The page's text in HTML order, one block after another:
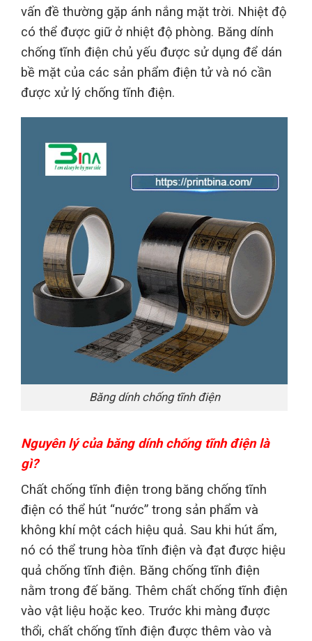
vấn đề thường gặp ánh nắng mặt trời. Nhiệt độ
có thể được giữ ở nhiệt độ phòng. Băng dính
chống tĩnh điện chủ yếu được sử dụng để dán
bề mặt của các sản phẩm điện tử và nó cần
được xử lý chống tĩnh điện.
Băng dính chống tĩnh điện
Nguyên lý của băng dính chống tĩnh điện là
gì?
Chất chống tĩnh điện trong băng chống tĩnh
điện có thể hút “nước” trong sản phẩm và
không khí một cách hiệu quả. Sau khi hút ẩm,
nó có thể trung hòa tĩnh điện và đạt được hiệu
quả chống tĩnh điện. Băng chống tĩnh điện
nằm trong đế băng. Thêm chất chống tĩnh điện
vào vật liệu hoặc keo. Trước khi màng được
thổi, chất chống tĩnh điện được thêm vào và